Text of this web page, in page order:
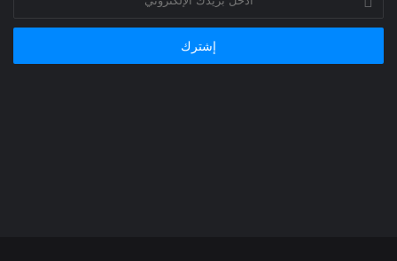
بريدك
الإلكتروني